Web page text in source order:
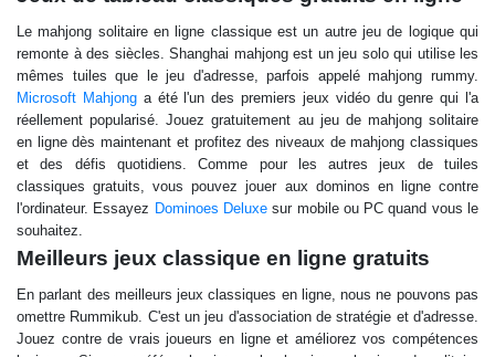
Le mahjong solitaire en ligne classique est un autre jeu de logique qui
remonte à des siècles. Shanghai mahjong est un jeu solo qui utilise les
mêmes tuiles que le jeu d'adresse, parfois appelé mahjong rummy.
Microsoft Mahjonga été l'un des premiers jeux vidéo du genre qui l'a
réellement popularisé. Jouez gratuitement au jeu de mahjong solitaire
en ligne dès maintenant et profitez des niveaux de mahjong classiques
et des défis quotidiens. Comme pour les autres jeux de tuiles
classiques gratuits, vous pouvez jouer aux dominos en ligne contre
l'ordinateur. Essayez Dominoes Deluxesur mobile ou PC quand vous le
souhaitez.
Meilleurs jeux classique en ligne gratuits
En parlant des meilleurs jeux classiques en ligne, nous ne pouvons pas
omettre Rummikub. C'est un jeu d'association de stratégie et d'adresse.
Jouez contre de vrais joueurs en ligne et améliorez vos compétences